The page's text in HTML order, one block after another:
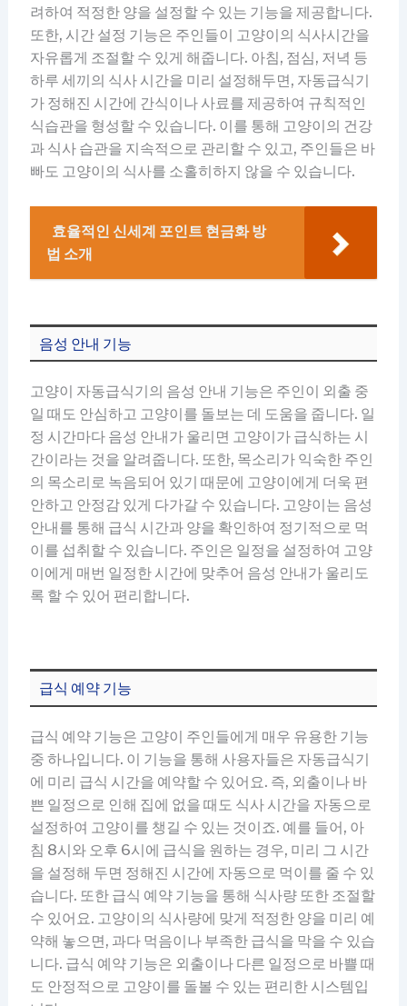
려하여 적정한 양을 설정할 수 있는 기능을 제공합니다.
또한, 시간 설정 기능은 주인들이 고양이의 식사시간을
자유롭게 조절할 수 있게 해줍니다. 아침, 점심, 저녁 등
하루 세끼의 식사 시간을 미리 설정해두면, 자동급식기
가 정해진 시간에 간식이나 사료를 제공하여 규칙적인
식습관을 형성할 수 있습니다. 이를 통해 고양이의 건강
과 식사 습관을 지속적으로 관리할 수 있고, 주인들은 바
빠도 고양이의 식사를 소홀히하지 않을 수 있습니다.
효율적인 신세계 포인트 현금화 방
법 소개
음성 안내 기능
고양이 자동급식기의 음성 안내 기능은 주인이 외출 중
일 때도 안심하고 고양이를 돌보는 데 도움을 줍니다. 일
정 시간마다 음성 안내가 울리면 고양이가 급식하는 시
간이라는 것을 알려줍니다. 또한, 목소리가 익숙한 주인
의 목소리로 녹음되어 있기 때문에 고양이에게 더욱 편
안하고 안정감 있게 다가갈 수 있습니다. 고양이는 음성
안내를 통해 급식 시간과 양을 확인하여 정기적으로 먹
이를 섭취할 수 있습니다. 주인은 일정을 설정하여 고양
이에게 매번 일정한 시간에 맞추어 음성 안내가 울리도
록 할 수 있어 편리합니다.
급식 예약 기능
급식 예약 기능은 고양이 주인들에게 매우 유용한 기능
중 하나입니다. 이 기능을 통해 사용자들은 자동급식기
에 미리 급식 시간을 예약할 수 있어요. 즉, 외출이나 바
쁜 일정으로 인해 집에 없을 때도 식사 시간을 자동으로
설정하여 고양이를 챙길 수 있는 것이죠. 예를 들어, 아
침 8시와 오후 6시에 급식을 원하는 경우, 미리 그 시간
을 설정해 두면 정해진 시간에 자동으로 먹이를 줄 수 있
습니다. 또한 급식 예약 기능을 통해 식사량 또한 조절할
수 있어요. 고양이의 식사량에 맞게 적정한 양을 미리 예
약해 놓으면, 과다 먹음이나 부족한 급식을 막을 수 있습
니다. 급식 예약 기능은 외출이나 다른 일정으로 바쁠 때
도 안정적으로 고양이를 돌볼 수 있는 편리한 시스템입